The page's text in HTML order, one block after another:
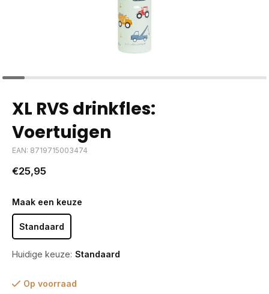
XL RVS drinkfles:
Voertuigen
EAN: 8719715003474
€25,95
Maak een keuze
Standaard
Huidige keuze: Standaard
Op voorraad